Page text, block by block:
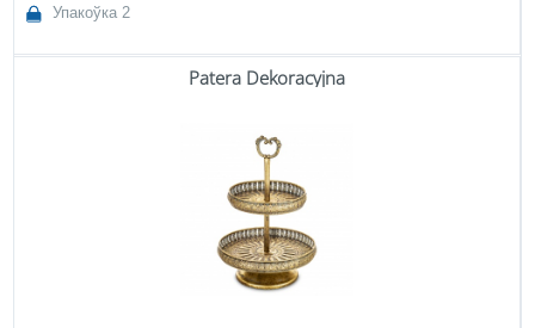
Упакоўка 2
Patera Dekoracyjna